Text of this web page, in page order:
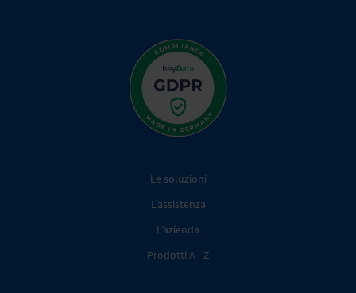
Le soluzioni
L’assistenza
L’azienda
Prodotti A - Z